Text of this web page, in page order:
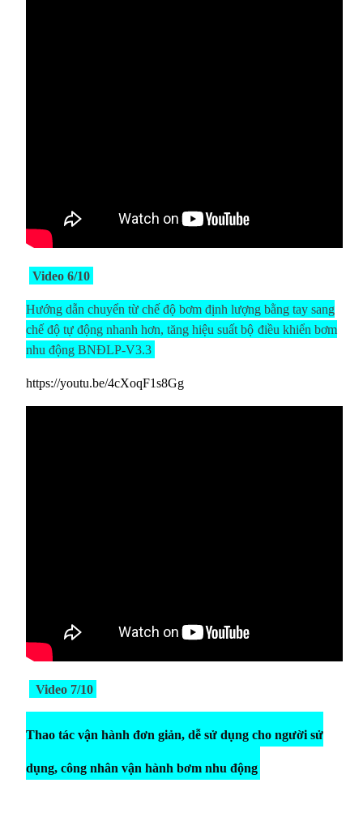
Video 6/10
Hướng dẫn chuyển từ chế độ bơm định lượng bằng tay sang
chế độ tự động nhanh hơn, tăng hiệu suất bộ điều khiển bơm
nhu động BNĐLP-V3.3
https://youtu.be/4cXoqF1s8Gg
Video 7/10
Thao tác vận hành đơn giản, dễ sử dụng cho người sử
dụng, công nhân vận hành bơm nhu động